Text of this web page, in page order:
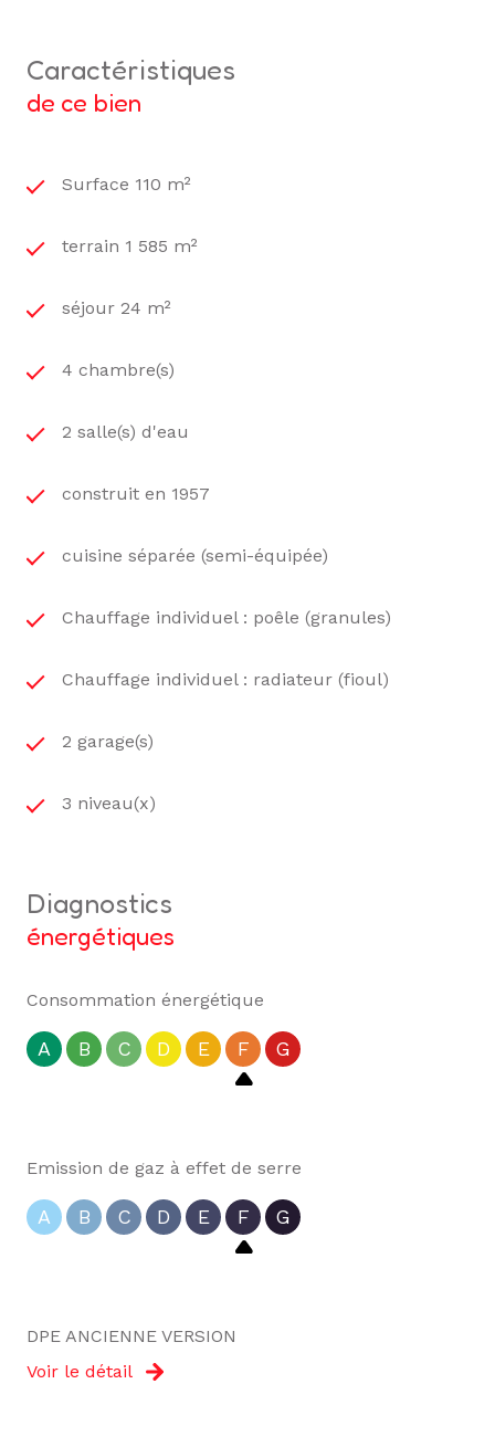
caractéristiques
de ce bien
Surface 110 m²
terrain 1 585 m²
séjour 24 m²
4 chambre(s)
2 salle(s) d'eau
construit en 1957
cuisine séparée (semi-équipée)
Chauffage individuel : poêle (granules)
Chauffage individuel : radiateur (fioul)
2 garage(s)
3 niveau(x)
diagnostics
énergétiques
Consommation énergétique
A B C D E F G
Emission de gaz à effet de serre
A B C D E F G
DPE ANCIENNE VERSION
Voir le détail